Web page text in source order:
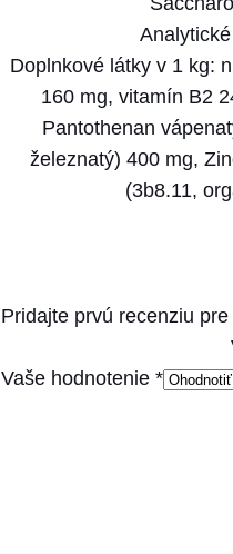
Doplnkové látky v 1 kg:
160 mg, vitamín B2
Pantothenan
železnatý) 400 mg,
(3b8.11,
Pridajte prvú recenziu
Vaše hodnotenie *